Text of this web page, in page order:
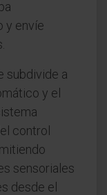
y envíe
subdivide a
y el
control
sensoriales
desde el